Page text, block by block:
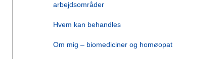
arbejdsområder
Hvem kan behandles
Om mig – biomediciner og homøopat